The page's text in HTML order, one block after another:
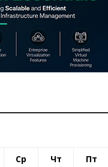
Ср Чт Пт